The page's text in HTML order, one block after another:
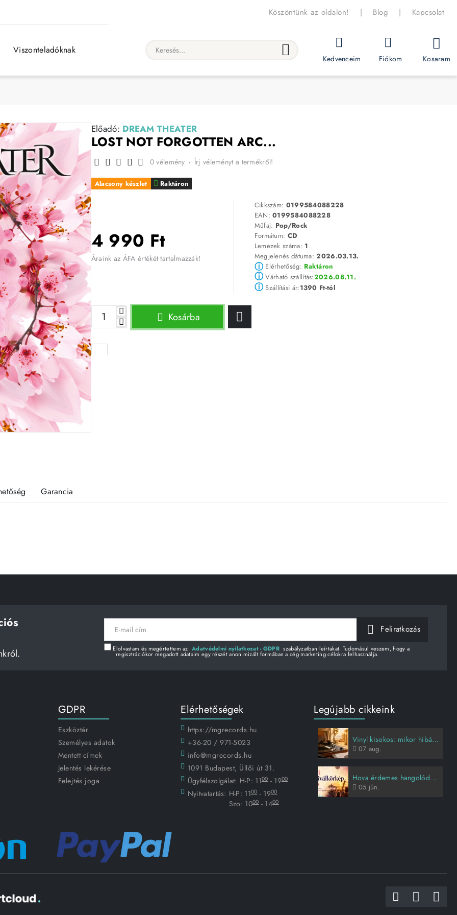
Köszöntünk az oldalon! | Blog | Kapcsolat
Viszonteladóknak Keresés...
Kedvenceim Fiókom Kosaram
Előadó: DREAM THEATER
LOST NOT FORGOTTEN ARC...
Raktáron
Alacsony készlet
0 vélemény - Írj véleményt a termékről!
4 990 Ft
Áraink az ÁFA értékét tartalmazzák!
Cikkszám: 0199584088228
EAN:0199584088228
Műfaj: Pop/Rock
Formátum: CD
Lemezek száma: 1
Megjelenés dátuma:2026.03.13.
ⓘElérhetőség: Raktáron
ⓘVárható szállítás:2026.08.11.
ⓘSzállítási ár:1390 Ft-tól
Kosárba
Garancia
E-
mail Feliratkozás
Elolvastam és megértettem az Adatvédelmi nyilatkozat - GDPR szabályzatban leírtakat. Tudomásul veszem, hogy a
regisztrációkor megadott adataim egy részét anonimizált formában a cég marketing célokra felhasználja.
GDPR
Eszköztár
Személyes adatok
Mentett címek
Jelentés lekérése
Felejtés joga
Elérhetőségek
https://mgrecords.hu
+36-20 / 971-5023
info@mgrecords.hu
1091 Budapest, Üllői út 31.
Ügyfélszolgálat: H-P: 1100- 1900
Nyitvatartás: H-P: 1100- 1900
Szo: 1000- 1400
Legújabb cikkeink
Vinyl kisokos: mikor hibás a lemez, és hogyan vigyázz rá?
07 aug.
Hova érdemes hangolódni idén nyáron?
05 jún.